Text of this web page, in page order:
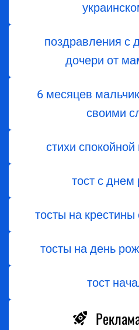
поздравления с
дочери от
6 месяцев
своими
стихи
тост с
тосты на
тосты на день
тост